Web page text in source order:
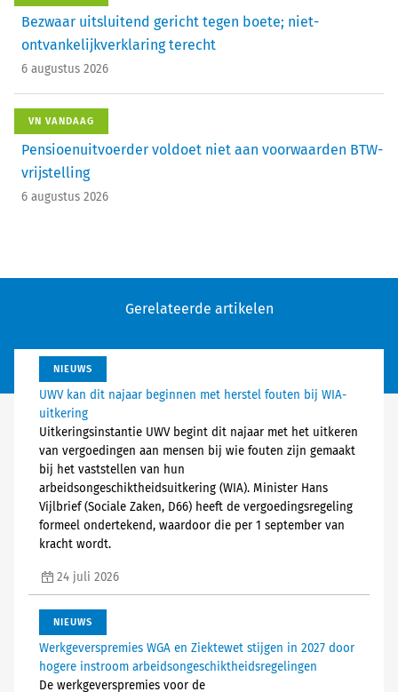
Bezwaar uitsluitend gericht tegen boete; niet-
ontvankelijkverklaring terecht
6 augustus 2026
VN VANDAAG
Pensioenuitvoerder voldoet niet aan voorwaarden BTW-
vrijstelling
6 augustus 2026
Gerelateerde artikelen
NIEUWS
UWV kan dit najaar beginnen met herstel fouten bij WIA-
uitkering
Uitkeringsinstantie UWV begint dit najaar met het uitkeren
van vergoedingen aan mensen bij wie fouten zijn gemaakt
bij het vaststellen van hun
arbeidsongeschiktheidsuitkering (WIA). Minister Hans
Vijlbrief (Sociale Zaken, D66) heeft de vergoedingsregeling
formeel ondertekend, waardoor die per 1 september van
kracht wordt.
24 juli 2026
NIEUWS
Werkgeverspremies WGA en Ziektewet stijgen in 2027 door
hogere instroom arbeidsongeschiktheidsregelingen
De werkgeverspremies voor de